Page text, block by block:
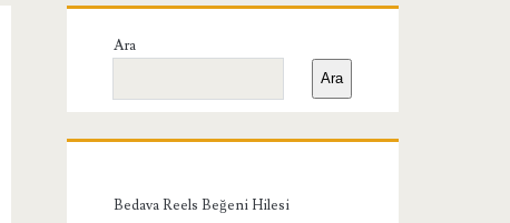
Birincil
Yan
Menü
Ara
Ara
Bedava Reels Beğeni Hilesi